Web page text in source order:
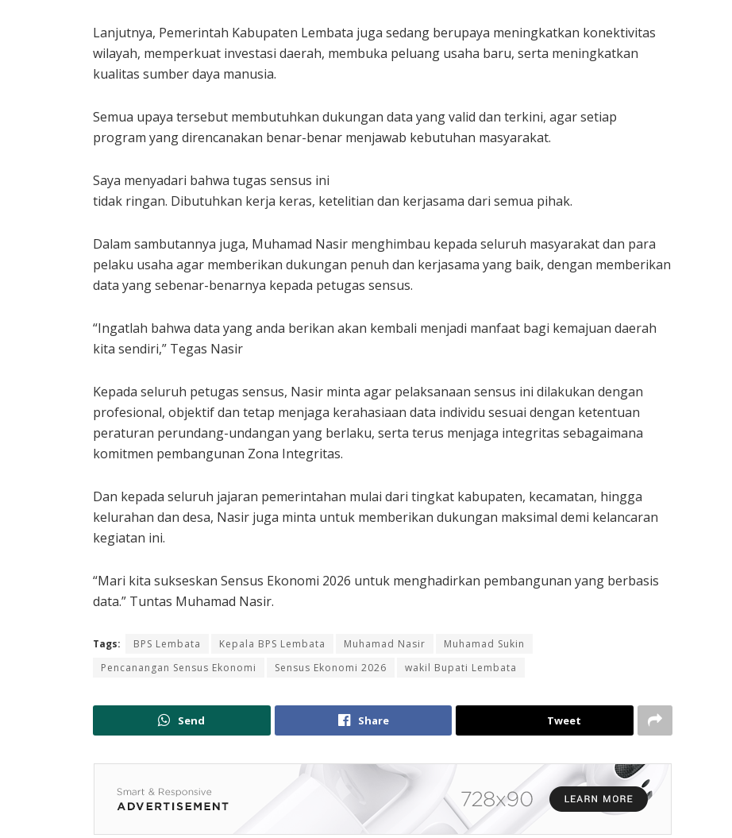
Lanjutnya, Pemerintah Kabupaten Lembata juga sedang berupaya meningkatkan konektivitas
wilayah, memperkuat investasi daerah, membuka peluang usaha baru, serta meningkatkan
kualitas sumber daya manusia.
Semua upaya tersebut membutuhkan dukungan data yang valid dan terkini, agar setiap
program yang direncanakan benar-benar menjawab kebutuhan masyarakat.
Saya menyadari bahwa tugas sensus ini
tidak ringan. Dibutuhkan kerja keras, ketelitian dan kerjasama dari semua pihak.
Dalam sambutannya juga, Muhamad Nasir menghimbau kepada seluruh masyarakat dan para
pelaku usaha agar memberikan dukungan penuh dan kerjasama yang baik, dengan memberikan
data yang sebenar-benarnya kepada petugas sensus.
“Ingatlah bahwa data yang anda berikan akan kembali menjadi manfaat bagi kemajuan daerah
kita sendiri,” Tegas Nasir
Kepada seluruh petugas sensus, Nasir minta agar pelaksanaan sensus ini dilakukan dengan
profesional, objektif dan tetap menjaga kerahasiaan data individu sesuai dengan ketentuan
peraturan perundang-undangan yang berlaku, serta terus menjaga integritas sebagaimana
komitmen pembangunan Zona Integritas.
Dan kepada seluruh jajaran pemerintahan mulai dari tingkat kabupaten, kecamatan, hingga
kelurahan dan desa, Nasir juga minta untuk memberikan dukungan maksimal demi kelancaran
kegiatan ini.
“Mari kita sukseskan Sensus Ekonomi 2026 untuk menghadirkan pembangunan yang berbasis
data.” Tuntas Muhamad Nasir.
Tags: BPS Lembata Kepala BPS Lembata Muhamad Nasir
Muhamad Sukin
Pencanangan Sensus Ekonomi
Sensus Ekonomi 2026 wakil Bupati Lembata
Send Share Tweet